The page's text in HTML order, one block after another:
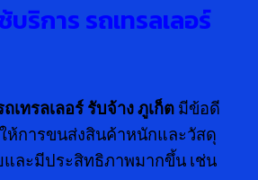
ริการ รถเทรลเลอร์
ถเทรลเลอร์ รับจ้าง ภูเก็ต มีข้อดี
ห้การขนส่งสินค้าหนักและวัสดุ
และมีประสิทธิภาพมากขึ้น เช่น